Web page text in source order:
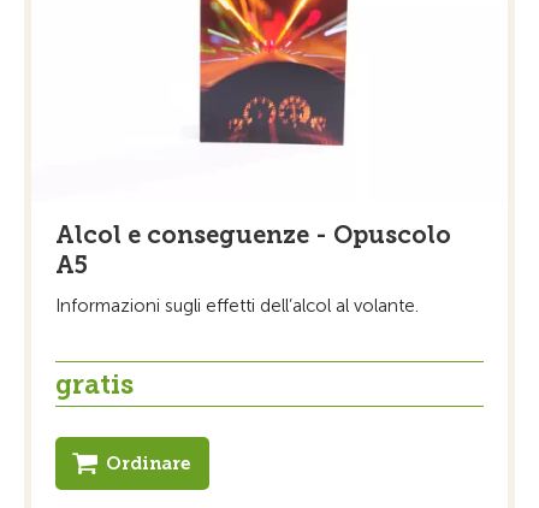
Alcol e conseguenze - Opuscolo
A5
Informazioni sugli effetti dell’alcol al volante.
gratis
Ordinare